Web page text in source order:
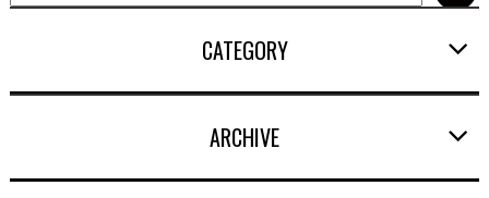
CATEGORY
ARCHIVE